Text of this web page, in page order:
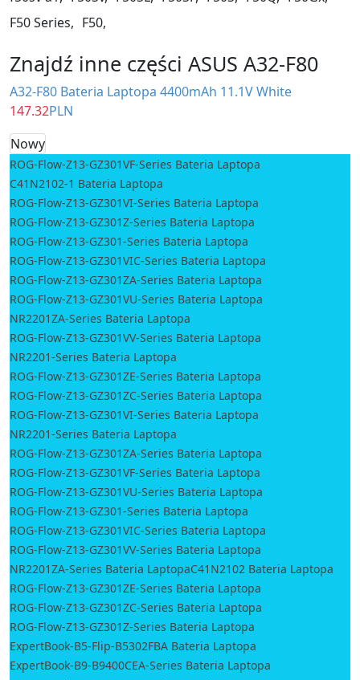
F50 Series, F50,
Znajdź inne części ASUS A32-F80
A32-F80 Bateria Laptopa 4400mAh 11.1V White
147.32PLN
Nowy
ROG-Flow-Z13-GZ301VF-Series Bateria Laptopa
C41N2102-1 Bateria Laptopa
ROG-Flow-Z13-GZ301VI-Series Bateria Laptopa
ROG-Flow-Z13-GZ301Z-Series Bateria Laptopa
ROG-Flow-Z13-GZ301-Series Bateria Laptopa
ROG-Flow-Z13-GZ301VIC-Series Bateria Laptopa
ROG-Flow-Z13-GZ301ZA-Series Bateria Laptopa
ROG-Flow-Z13-GZ301VU-Series Bateria Laptopa
NR2201ZA-Series Bateria Laptopa
ROG-Flow-Z13-GZ301VV-Series Bateria Laptopa
NR2201-Series Bateria Laptopa
ROG-Flow-Z13-GZ301ZE-Series Bateria Laptopa
ROG-Flow-Z13-GZ301ZC-Series Bateria Laptopa
ROG-Flow-Z13-GZ301VI-Series Bateria Laptopa
NR2201-Series Bateria Laptopa
ROG-Flow-Z13-GZ301ZA-Series Bateria Laptopa
ROG-Flow-Z13-GZ301VF-Series Bateria Laptopa
ROG-Flow-Z13-GZ301VU-Series Bateria Laptopa
ROG-Flow-Z13-GZ301-Series Bateria Laptopa
ROG-Flow-Z13-GZ301VIC-Series Bateria Laptopa
ROG-Flow-Z13-GZ301VV-Series Bateria Laptopa
NR2201ZA-Series Bateria LaptopaC41N2102 Bateria Laptopa
ROG-Flow-Z13-GZ301ZE-Series Bateria Laptopa
ROG-Flow-Z13-GZ301ZC-Series Bateria Laptopa
ROG-Flow-Z13-GZ301Z-Series Bateria Laptopa
ExpertBook-B5-Flip-B5302FBA Bateria Laptopa
ExpertBook-B9-B9400CEA-Series Bateria Laptopa